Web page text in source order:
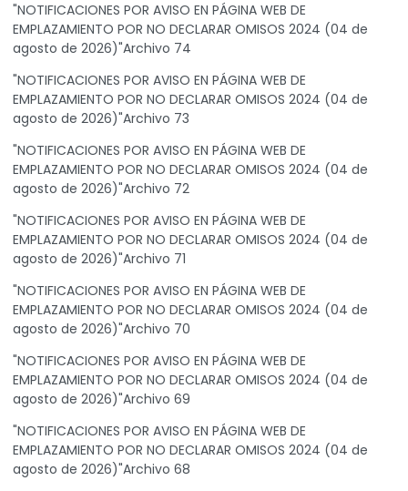
"NOTIFICACIONES POR AVISO EN PÁGINA WEB DE
EMPLAZAMIENTO POR NO DECLARAR OMISOS 2024 (04 de
agosto de 2026)"Archivo 74
"NOTIFICACIONES POR AVISO EN PÁGINA WEB DE
EMPLAZAMIENTO POR NO DECLARAR OMISOS 2024 (04 de
agosto de 2026)"Archivo 73
"NOTIFICACIONES POR AVISO EN PÁGINA WEB DE
EMPLAZAMIENTO POR NO DECLARAR OMISOS 2024 (04 de
agosto de 2026)"Archivo 72
"NOTIFICACIONES POR AVISO EN PÁGINA WEB DE
EMPLAZAMIENTO POR NO DECLARAR OMISOS 2024 (04 de
agosto de 2026)"Archivo 71
"NOTIFICACIONES POR AVISO EN PÁGINA WEB DE
EMPLAZAMIENTO POR NO DECLARAR OMISOS 2024 (04 de
agosto de 2026)"Archivo 70
"NOTIFICACIONES POR AVISO EN PÁGINA WEB DE
EMPLAZAMIENTO POR NO DECLARAR OMISOS 2024 (04 de
agosto de 2026)"Archivo 69
"NOTIFICACIONES POR AVISO EN PÁGINA WEB DE
EMPLAZAMIENTO POR NO DECLARAR OMISOS 2024 (04 de
agosto de 2026)"Archivo 68